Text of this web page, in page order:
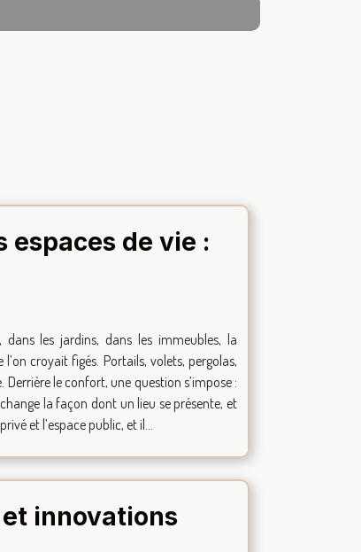
espaces de vie :
les jardins, dans les immeubles, la
croyait figés. Portails, volets, pergolas,
le confort, une question s’impose :
la façon dont un lieu se présente, et
et l’espace public, et il...
innovations